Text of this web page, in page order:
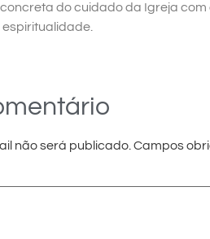
do cuidado da Igreja
não será publicado. Campos